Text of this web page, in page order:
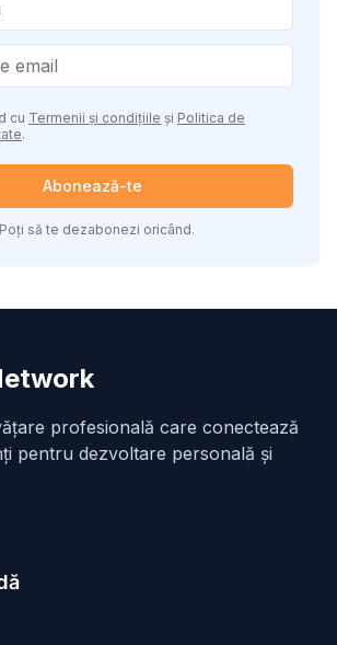
cu Termenii și condițiile și Politica de
.
Abonează-te
să te dezabonezi oricând.
profesională care conectează
pentru dezvoltare personală și